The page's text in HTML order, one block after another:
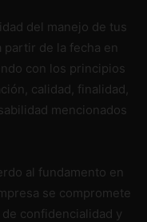
del manejo de tus
partir de la fecha en
con los principios
calidad, finalidad,
mencionados
al fundamento en
se compromete
confidencialidad y